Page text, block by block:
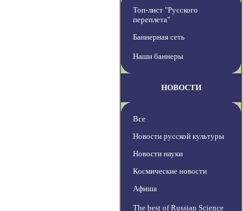
Топ-лист "Русского
переплета"
Баннерная сеть
Наши баннеры
НОВОСТИ
Все
Новости русской культуры
Новости науки
Космические новости
Афиша
The best of Russian Science